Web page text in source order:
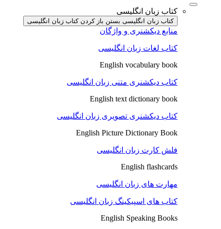
کتاب زبان انگلیسی
کتاب زبان انگلیسی بستن باز کردن کتاب زبان انگلیسی
منابع دیکشنری و واژگان
کتاب لغات زبان انگلیسی
English vocabulary book
کتاب دیکشنری متنی زبان انگلیسی
English text dictionary book
کتاب دیکشنری تصویری زبان انگلیسی
English Picture Dictionary Book
فلش کارت زبان انگلیسی
English flashcards
مهارت های زبان انگلیسی
کتاب های اسپیکینگ زبان انگلیسی
English Speaking Books